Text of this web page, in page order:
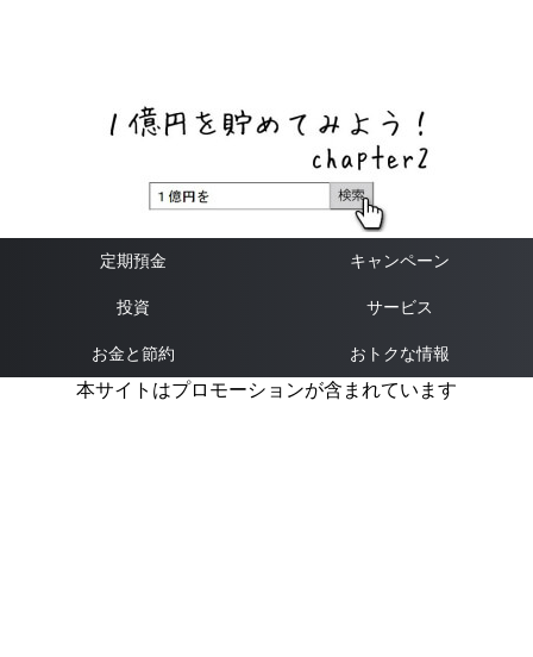
定期預金 キャンペーン
投資 サービス
お金と節約 おトクな情報
本サイトはプロモーションが含まれています